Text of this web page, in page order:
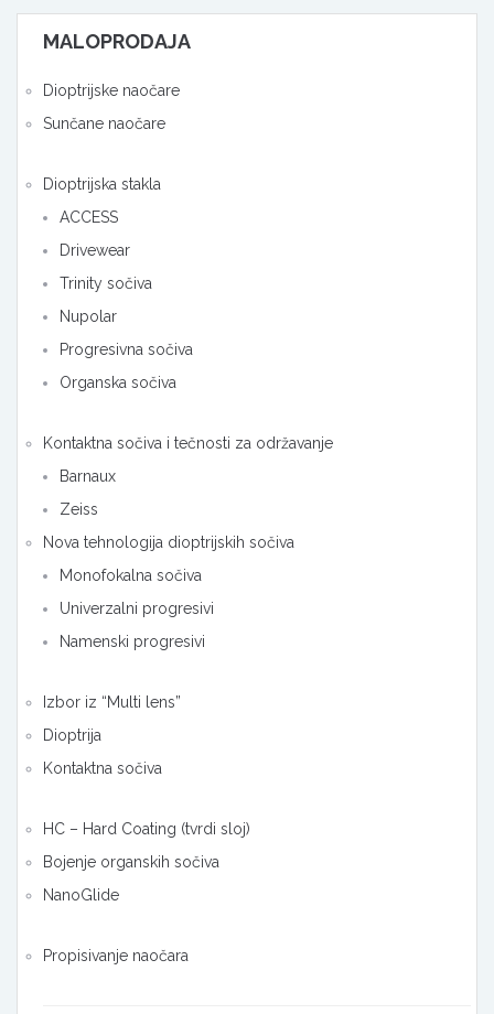
MALOPRODAJA
Dioptrijske naočare
Sunčane naočare
Dioptrijska stakla
ACCESS
Drivewear
Trinity sočiva
Nupolar
Progresivna sočiva
Organska sočiva
Kontaktna sočiva i tečnosti za održavanje
Barnaux
Zeiss
Nova tehnologija dioptrijskih sočiva
Monofokalna sočiva
Univerzalni progresivi
Namenski progresivi
Izbor iz “Multi lens”
Dioptrija
Kontaktna sočiva
HC – Hard Coating (tvrdi sloj)
Bojenje organskih sočiva
NanoGlide
Propisivanje naočara